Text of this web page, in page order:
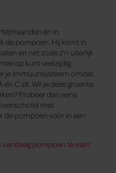
én in
de pompoen. Hij komt in
en net zoals z’n uiterlijk
op kunt veelzijdig.
je immuunsysteem omdat
C zit. Wil je deze groente
Probeer dan eens
met
de pompoen voor in een
vandaag pompoen te eten’